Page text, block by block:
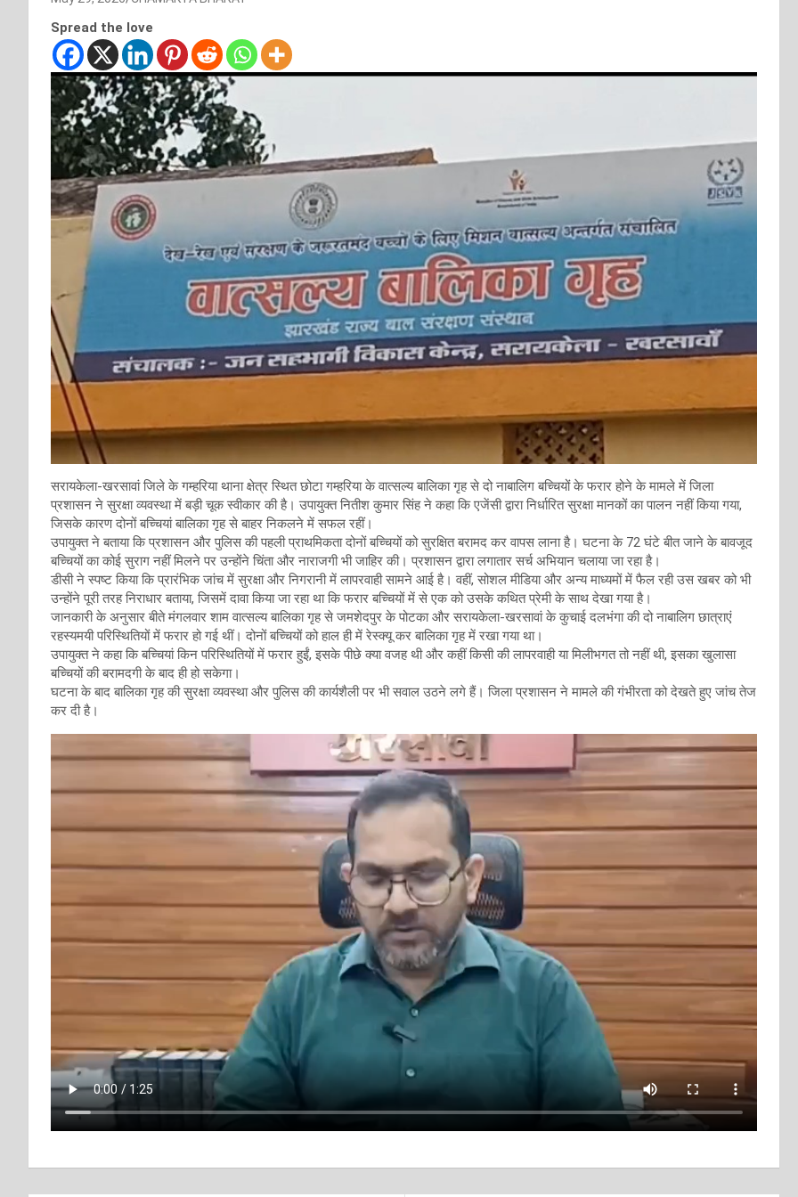
Spread the love
सरायकेला-खरसावां जिले के गम्हरिया थाना क्षेत्र स्थित छोटा गम्हरिया के वात्सल्य बालिका गृह से दो नाबालिग बच्चियों के फरार होने के मामले में जिला
प्रशासन ने सुरक्षा व्यवस्था में बड़ी चूक स्वीकार की है। उपायुक्त नितीश कुमार सिंह ने कहा कि एजेंसी द्वारा निर्धारित सुरक्षा मानकों का पालन नहीं किया गया,
जिसके कारण दोनों बच्चियां बालिका गृह से बाहर निकलने में सफल रहीं।
उपायुक्त ने बताया कि प्रशासन और पुलिस की पहली प्राथमिकता दोनों बच्चियों को सुरक्षित बरामद कर वापस लाना है। घटना के 72 घंटे बीत जाने के बावजूद
बच्चियों का कोई सुराग नहीं मिलने पर उन्होंने चिंता और नाराजगी भी जाहिर की। प्रशासन द्वारा लगातार सर्च अभियान चलाया जा रहा है।
डीसी ने स्पष्ट किया कि प्रारंभिक जांच में सुरक्षा और निगरानी में लापरवाही सामने आई है। वहीं, सोशल मीडिया और अन्य माध्यमों में फैल रही उस खबर को भी
उन्होंने पूरी तरह निराधार बताया, जिसमें दावा किया जा रहा था कि फरार बच्चियों में से एक को उसके कथित प्रेमी के साथ देखा गया है।
जानकारी के अनुसार बीते मंगलवार शाम वात्सल्य बालिका गृह से जमशेदपुर के पोटका और सरायकेला-खरसावां के कुचाई दलभंगा की दो नाबालिग छात्राएं
रहस्यमयी परिस्थितियों में फरार हो गई थीं। दोनों बच्चियों को हाल ही में रेस्क्यू कर बालिका गृह में रखा गया था।
उपायुक्त ने कहा कि बच्चियां किन परिस्थितियों में फरार हुईं, इसके पीछे क्या वजह थी और कहीं किसी की लापरवाही या मिलीभगत तो नहीं थी, इसका खुलासा
बच्चियों की बरामदगी के बाद ही हो सकेगा।
घटना के बाद बालिका गृह की सुरक्षा व्यवस्था और पुलिस की कार्यशैली पर भी सवाल उठने लगे हैं। जिला प्रशासन ने मामले की गंभीरता को देखते हुए जांच तेज
कर दी है।